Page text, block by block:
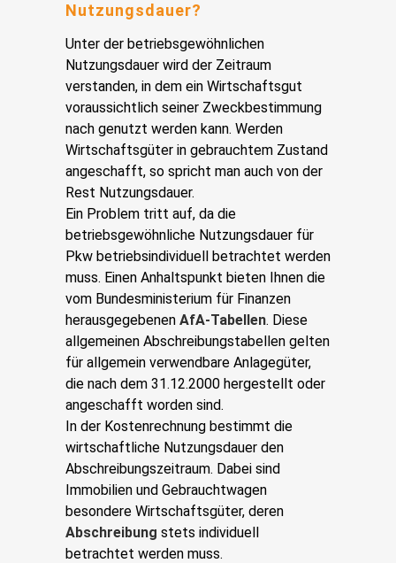
Nutzungsdauer?
Unter der betriebsgewöhnlichen
Nutzungsdauer wird der Zeitraum
verstanden, in dem ein Wirtschaftsgut
voraussichtlich seiner Zweckbestimmung
nach genutzt werden kann. Werden
Wirtschaftsgüter in gebrauchtem Zustand
angeschafft, so spricht man auch von der
Rest Nutzungsdauer.
Ein Problem tritt auf, da die
betriebsgewöhnliche Nutzungsdauer für
Pkw betriebsindividuell betrachtet werden
muss. Einen Anhaltspunkt bieten Ihnen die
vom Bundesministerium für Finanzen
herausgegebenen AfA-Tabellen. Diese
allgemeinen Abschreibungstabellen gelten
für allgemein verwendbare Anlagegüter,
die nach dem 31.12.2000 hergestellt oder
angeschafft worden sind.
In der Kostenrechnung bestimmt die
wirtschaftliche Nutzungsdauer den
Abschreibungszeitraum. Dabei sind
Immobilien und Gebrauchtwagen
besondere Wirtschaftsgüter, deren
Abschreibung stets individuell
betrachtet werden muss.